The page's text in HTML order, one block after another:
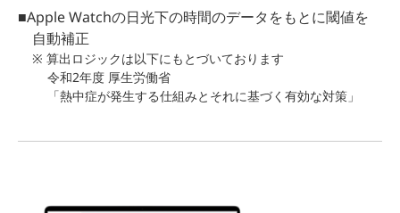
■Apple Watchの日光下の時間のデータをもとに閾値を
自動補正
※ 算出ロジックは以下にもとづいております
令和2年度 厚生労働省
「熱中症が発⽣する仕組みとそれに基づく有効な対策」